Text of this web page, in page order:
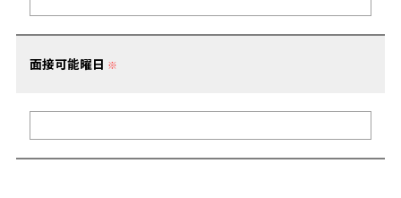
面接可能曜日 ※